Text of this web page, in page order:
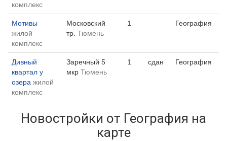
комплекс
Мотивы
жилой
комплекс
Московский
тр. Тюмень
1 География
Дивный
квартал у
озера жилой
комплекс
Заречный 5
мкр Тюмень
1 сдан География
Новостройки от География на
карте